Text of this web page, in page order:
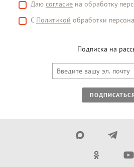
Даю согласие на обработку
С Политикой обработки
Подписка на